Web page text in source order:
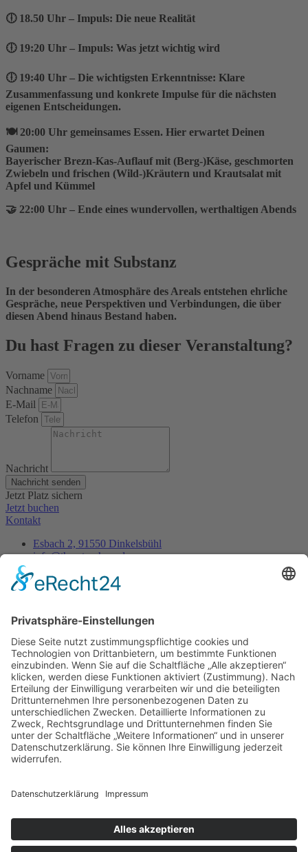
🕕 18.50 Uhr – Impuls: Die neue Realität
🕕 19:20 Uhr – Impuls: Was jetzt wichtig wird
🕕 19:40 Uhr – Die wichtigsten Erkenntnisse: Klare
Zusammenfassung und konkrete Impulse für die nächsten
eigenen Entscheidungen.
🍽️ 20:00 Uhr gemeinsames Essen. Hier erwartet Deinen
Gaumen:
Bayerischer Brezn-Kas-Auflauf mit (Berg-)Käse, geschmorten
Zwiebeln und frischen (Wild-)Kräutern und Krautsalat mit
Apfel und Kümmel
🤝 22:00 Uhr – Ende eines wundervollen, werthaltigen Abends
Gespräche mit Substanz
In der besonderen Atmosphäre des Areals entstehen ehrliche
Gespräche, neue Perspektiven und Verbindungen, die über
diesen Abend hinaus Bestand haben.
Du hast Fragen zu dieser Veranstaltung?
Vorname
Nachname
E-Mail
Telefon
Nachricht
Nachricht senden
Jetzt Platz sichern
Jetzt buchen
Kontakt
Esbach 2, 91550 Dinkelsbühl
info@thorsten-hess.de
Unternehmen
Impressum
Datenschutz
Dienstleistungen
Kontakt
Es ist nie zu spät, sein eigener Phönix zu sein, aus der
Asche aufzusteigen um endlich wirklich zu leben.
- Thorsten Hess
Copyright © 2023 All rights reserved. Present by Thorsten Hess
Auf die Warteliste